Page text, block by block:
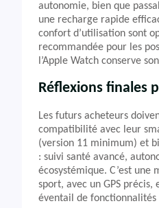
autonomie, bien que
une recharge rapide
confort d’utilisation sont
recommandée pour les
l’Apple Watch conserve
Réflexions finales
Les futurs acheteurs
compatibilité avec leur
(version 11 minimum) et
: suivi santé avancé,
écosystémique. C’est une
sport, avec un GPS
éventail de fonctionnalités